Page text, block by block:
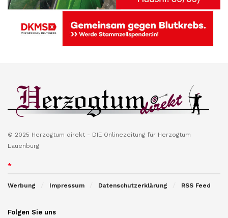
© 2025 Herzogtum direkt - DIE Onlinezeitung für Herzogtum
Lauenburg
*
Werbung Impressum Datenschutzerklärung RSS Feed
Folgen Sie uns